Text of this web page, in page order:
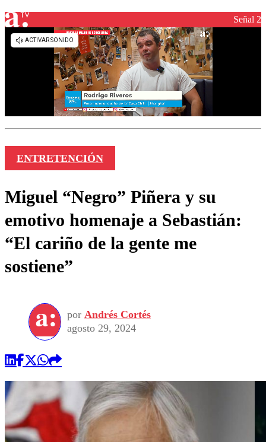
Señal 2
ENTRETENCIÓN
Miguel “Negro” Piñera y su
emotivo homenaje a Sebastián:
“El cariño de la gente me
sostiene”
por Andrés Cortés
agosto 29, 2024